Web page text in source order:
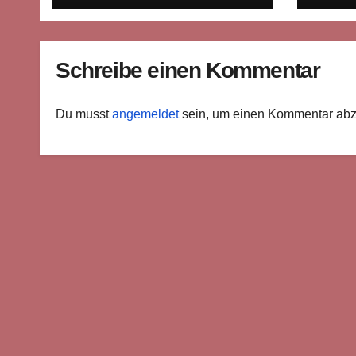
Schreibe einen Kommentar
Du musstangemeldetsein, um einen Kommentar